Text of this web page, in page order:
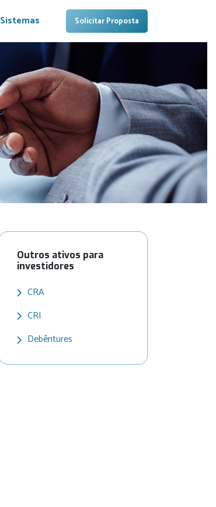
Sistemas Solicitar Proposta
Outros ativos para
investidores
CRA
CRI
Debêntures